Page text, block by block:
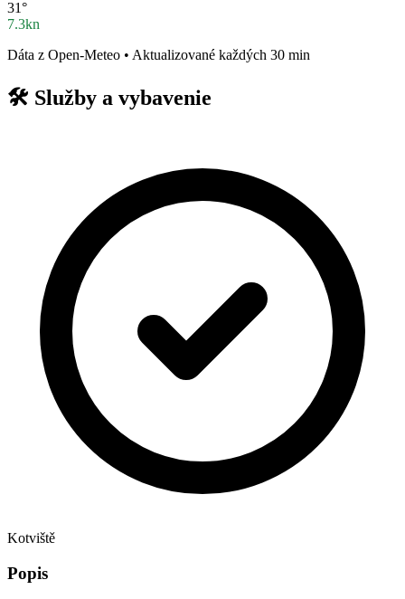
31°
7.3kn
Dáta z Open-Meteo • Aktualizované každých 30 min
🛠️ Služby a vybavenie
Kotviště
Popis